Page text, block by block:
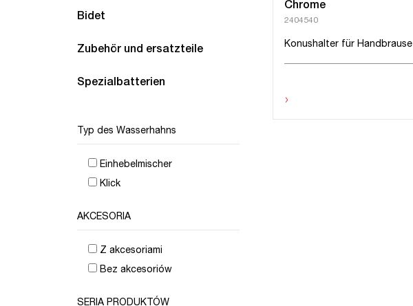
Bidet
Zubehör und ersatzteile
Spezialbatterien
Typ des Wasserhahns
Einhebelmischer
Klick
AKCESORIA
Z akcesoriami
Bez akcesoriów
SERIA PRODUKTÓW
Chrome
2404540
Konushalter für Handbrause
›